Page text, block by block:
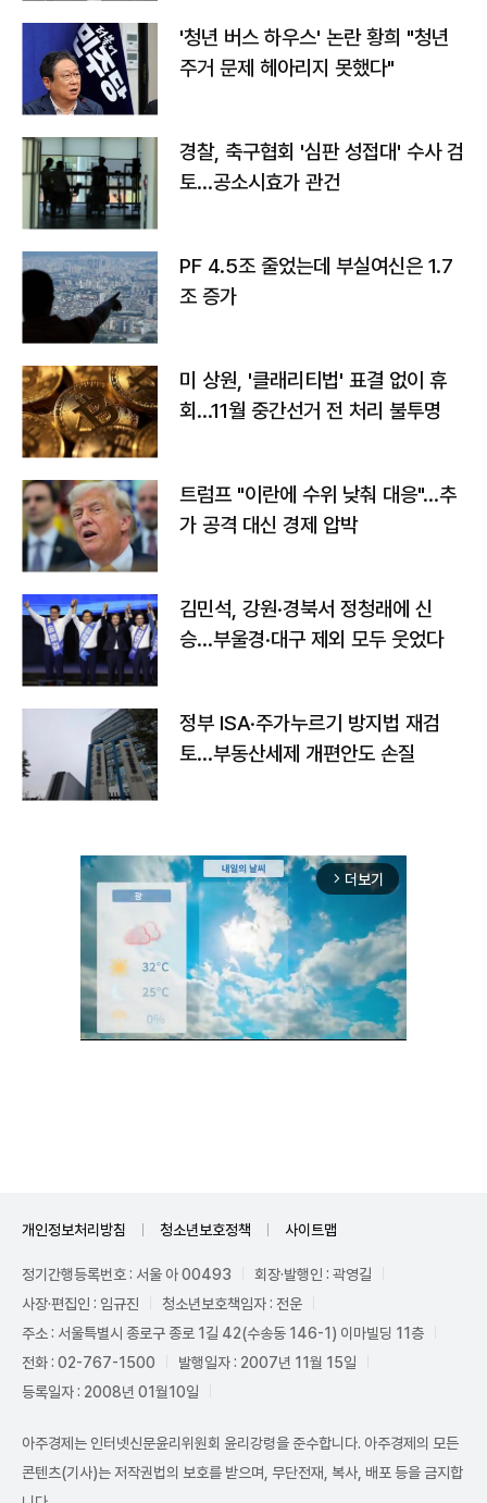
'청년 버스 하우스' 논란 황희 "청년
주거 문제 헤아리지 못했다"
경찰, 축구협회 '심판 성접대' 수사 검
토…공소시효가 관건
PF 4.5조 줄었는데 부실여신은 1.7
조 증가
미 상원, '클래리티법' 표결 없이 휴
회…11월 중간선거 전 처리 불투명
트럼프 "이란에 수위 낮춰 대응"…추
가 공격 대신 경제 압박
김민석, 강원·경북서 정청래에 신
승…부울경·대구 제외 모두 웃었다
정부 ISA·주가누르기 방지법 재검
토…부동산세제 개편안도 손질
arrow_forward_ios 더보기
개인정보처리방침 청소년보호정책 사이트맵
정기간행등록번호 : 서울 아 00493
회장·발행인 : 곽영길
사장·편집인 : 임규진
청소년보호책임자 : 전운
주소 : 서울특별시 종로구 종로 1길 42(수송동 146-1) 이마빌딩 11층
전화 : 02-767-1500
발행일자 : 2007년 11월 15일
등록일자 : 2008년 01월10일
아주경제는 인터넷신문윤리위원회 윤리강령을 준수합니다. 아주경제의 모든
콘텐츠(기사)는 저작권법의 보호를 받으며, 무단전재, 복사, 배포 등을 금지합